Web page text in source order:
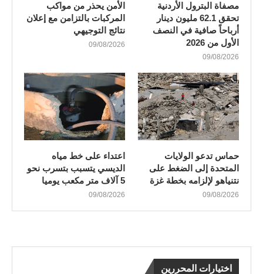
مصفاة البترول الأردنية
تحقق 62.1 مليون دينار
أرباحاً صافية في النصف
الأول من 2026
09/08/2026
الأمن يحذر من مواكب
المركبات بالتزامن مع إعلان
نتائج التوجيهي
09/08/2026
حماس تدعو الولايات
المتحدة إلى الضغط على
نتنياهو لإلزامه بخطة غزة
09/08/2026
اعتداء على خط مياه
الديسي يتسبب بتسرب نحو
5 آلاف متر مكعب يوميا
09/08/2026
اختيارات المحررين